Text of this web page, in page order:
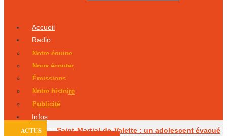
Accueil
Radio
Notre équipe
Nous écouter
Émissions
Notre histoire
Publicité
Infos
Podcasts
ACTUS Saint-Martial-de-Valette : un adolescent évacué